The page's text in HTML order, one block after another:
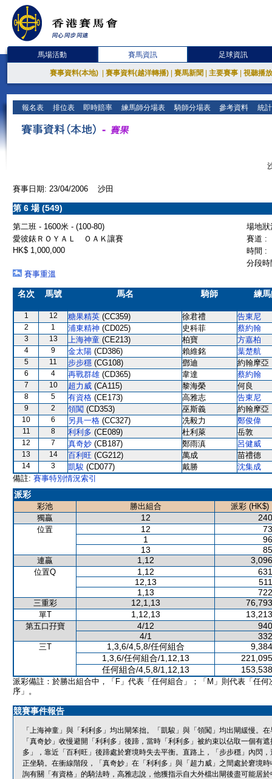
馬場活動 賽馬資訊 足球資訊
賽事資料(本地) 賽事資料(越洋轉播) 賽馬新聞 主要賽事 視聽播
報名表 排位表 即時賠率 練馬師分場表 騎師分場表 參考資料 統
賽事日期: 23/04/2006 沙田
第 6 場 (549)
第二班 - 1600米 - (100-80)
場地
愛彼錶ＲＯＹＡＬ ＯＡＫ讓賽
賽道 :
HK$ 1,000,000
時間 :
分段
賽事重溫
名次 馬號 馬名 騎師 練
1 12 糖果精英 (CC359) 徐君禮 告東尼
2 1 浦東精神 (CD025) 史科菲 蔡約翰
3 13 上海神童 (CE213) 柏寶 方嘉柏
4 9 金太陽 (CD386) 賴維銘 葉楚航
5 11 步步穩 (CG108) 鄧迪 約翰摩亞
6 4 再戰群雄 (CD365) 韋達 蔡約翰
7 10 超力威 (CA115) 黎海榮 何良
8 5 有資格 (CE173) 高雅志 告東尼
9 2 領闖 (CD353) 巫斯義 約翰摩亞
10 6 另具一格 (CC327) 冼毅力 鄭俊偉
11 8 利利多 (CE089) 杜利萊 岳敦
12 7 真奇妙 (CB187) 鄭雨滇 呂健威
13 14 百利旺 (CG212) 萬成 苗禮德
14 3 凱駿 (CD077) 戴勝
沈集成
備註: 賽事特別情況索引
派彩
彩池 勝出組合
派彩 (HK$)
獨贏
12
位置 12
1
13
連贏 1,12
位置Q 1,12
12,13
1,13
三重彩 12,1,13
單T 1,12,13
第五口孖寶 4/12
4/1
三T 1,3,6/4,5,8/任何組合
1,3,6/任何組合/1,12,13
任何組合/4,5,8/1,12,13
派彩備註：於勝出組合中，「F」代表「任何組合」；「M」則代表「任何
序」。
競賽事件報告
「上海神童」與「利利多」均出閘笨拙。「凱駿」與「領闖」均出閘緩慢。
「真奇妙」收慢避開「利利多」後蹄，當時「利利多」被約束以佔取一個有
多」，靠近「百利旺」後蹄處於窘境時失去平衡。直路上，「步步穩」內閃
正坐騎。在衝線階段，「真奇妙」在「利利多」與「超力威」之間處於窘境
詢有關「有資格」的騎法時，高雅志說，他獲指示自大外檔出閘後盡可能居